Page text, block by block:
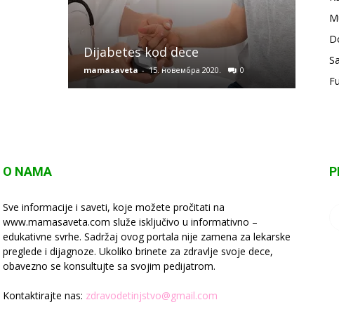
Dijabetes kod dece
mamasaveta - 15. новембра 2020. 0
O NAMA
Sve informacije i saveti, koje možete pročitati na
www.mamasaveta.com služe isključivo u informativno –
edukativne svrhe. Sadržaj ovog portala nije zamena za lekarske
preglede i dijagnoze. Ukoliko brinete za zdravlje svoje dece,
obavezno se konsultujte sa svojim pedijatrom.
Kontaktirajte nas: zdravodetinjstvo@gmail.com